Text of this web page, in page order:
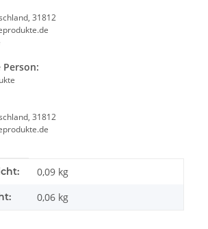
31812
31812
0,09 kg
0,06 kg